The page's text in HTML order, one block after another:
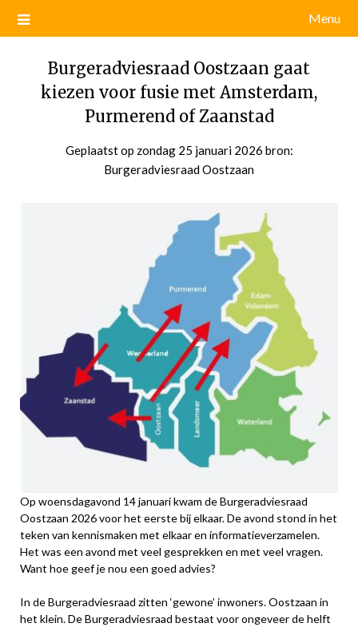
Menu
Burgeradviesraad Oostzaan gaat
kiezen voor fusie met Amsterdam,
Purmerend of Zaanstad
Geplaatst op zondag 25 januari 2026 door
bron:
Burgeradviesraad Oostzaan
Op woensdagavond 14 januari kwam de Burgeradviesraad
Oostzaan 2026 voor het eerste bij elkaar. De avond stond in het
teken van kennismaken met elkaar en informatieverzamelen.
Het was een avond met veel gesprekken en met veel vragen.
Want hoe geef je nou een goed advies?
In de Burgeradviesraad zitten ‘gewone’ inwoners. Oostzaan in
het klein. De Burgeradviesraad bestaat voor ongeveer de helft